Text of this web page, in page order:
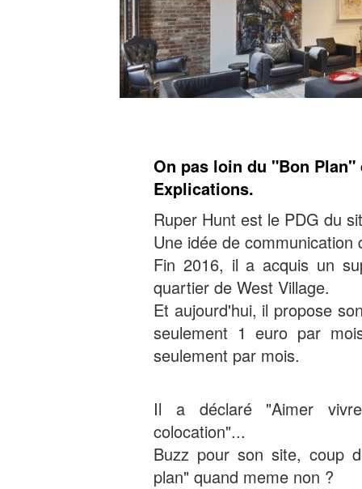
On pas loin du "Bon Plan"
Explications.
Ruper Hunt est le PDG du
Une idée de
Fin 2016, il a acquis un
quartier de West Village.
Et aujourd'hui, il propose
seulement 1 euro par
seulement par mois.
Il a déclaré "Aimer
colocation"...
Buzz pour son site, coup
plan" quand meme non ?